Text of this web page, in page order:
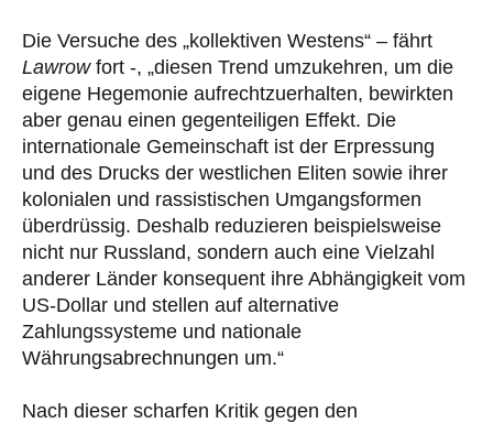
Die Versuche des „kollektiven Westens“ – fährt
Lawrowfort -, „diesen Trend umzukehren, um die
eigene Hegemonie aufrechtzuerhalten, bewirkten
aber genau einen gegenteiligen Effekt. Die
internationale Gemeinschaft ist der Erpressung
und des Drucks der westlichen Eliten sowie ihrer
kolonialen und rassistischen Umgangsformen
überdrüssig. Deshalb reduzieren beispielsweise
nicht nur Russland, sondern auch eine Vielzahl
anderer Länder konsequent ihre Abhängigkeit vom
US-Dollar und stellen auf alternative
Zahlungssysteme und nationale
Währungsabrechnungen um.“
Nach dieser scharfen Kritik gegen den